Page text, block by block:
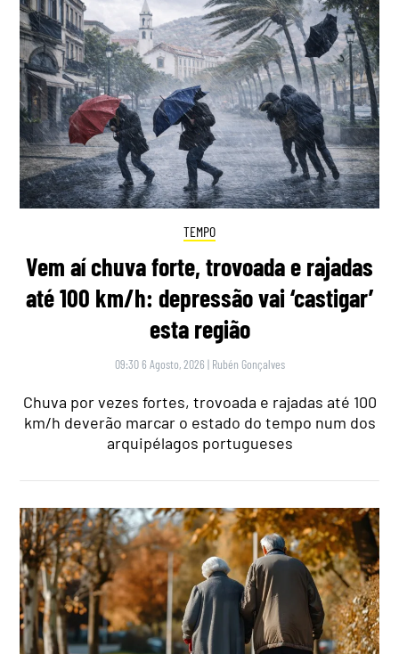
TEMPO
Vem aí chuva forte, trovoada e rajadas
até 100 km/h: depressão vai ‘castigar’
esta região
09:30 6 Agosto, 2026 | Rubén Gonçalves
Chuva por vezes fortes, trovoada e rajadas até 100
km/h deverão marcar o estado do tempo num dos
arquipélagos portugueses